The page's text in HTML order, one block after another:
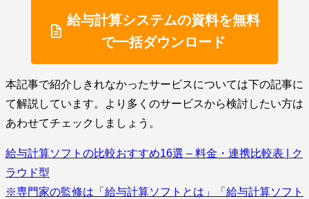
給与計算システムの資料を無料
で一括ダウンロード
本記事で紹介しきれなかったサービスについては下の記事に
て解説しています。より多くのサービスから検討したい方は
あわせてチェックしましょう。
給与計算ソフトの比較おすすめ16選 – 料金・連携比較表 | ク
ラウド型
※専門家の監修は「給与計算ソフトとは」「給与計算ソフト